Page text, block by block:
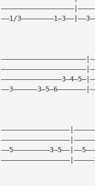
——1/